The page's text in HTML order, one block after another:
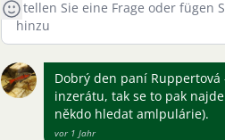
Dobrý den paní
inzerátu, tak se to pak
někdo hledat amlpulárie).
vor 1 Jahr